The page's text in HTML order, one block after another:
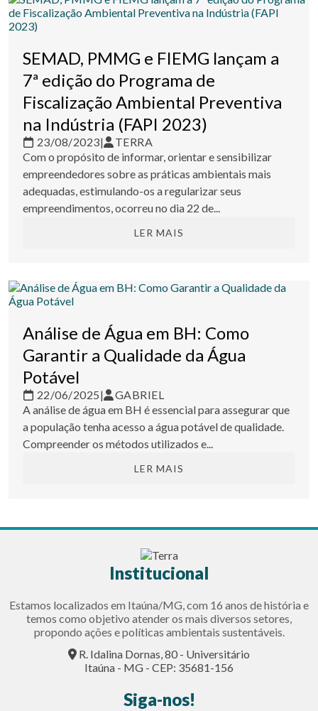
SEMAD, PMMG e FIEMG lançam a
7ª edição do Programa de
Fiscalização Ambiental Preventiva
na Indústria (FAPI 2023)
23/08/2023|
TERRA
Com o propósito de informar, orientar e sensibilizar
empreendedores sobre as práticas ambientais mais
adequadas, estimulando-os a regularizar seus
empreendimentos, ocorreu no dia 22 de...
LER MAIS
Análise de Água em BH: Como
Garantir a Qualidade da Água
Potável
22/06/2025|
GABRIEL
A análise de água em BH é essencial para assegurar que
a população tenha acesso a água potável de qualidade.
Compreender os métodos utilizados e...
LER MAIS
Institucional
Estamos localizados em Itaúna/MG, com 16 anos de história e
temos como objetivo atender os mais diversos setores,
propondo ações e políticas ambientais sustentáveis.
R. Idalina Dornas, 80 - Universitário
Itaúna - MG - CEP: 35681-156
Siga-nos!